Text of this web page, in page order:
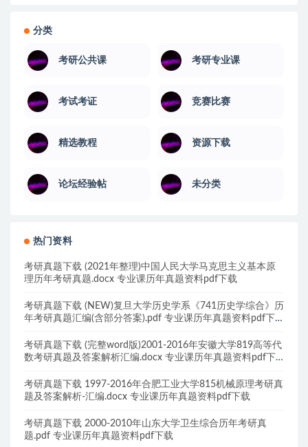
分类
考研公共课 考研专业课
考试考证 竞赛比赛
精选教程 资源下载
论坛经验帖 未分类
热门资料
考研真题下载 (2021年整理)中国人民大学马克思主义基本原
理历年考研真题.docx 专业课历年真题资料pdf下载
考研真题下载 (NEW)复旦大学历史学系《741历史学综合》历
年考研真题汇编(含部分答案).pdf 专业课历年真题资料pdf下
考研真题下载 (完整word版)2001-2016年安徽大学819高等代
数考研真题及答案解析汇编.docx 专业课历年真题资料pdf下
考研真题下载 1997-2016年合肥工业大学815机械原理考研真
题及答案解析-汇编.docx 专业课历年真题资料pdf下载
考研真题下载 2000-2010年山东大学卫生综合历年考研真
题.pdf 专业课历年真题资料pdf下载